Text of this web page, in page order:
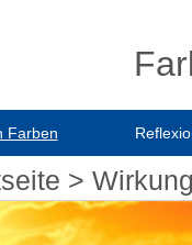
Farben
>